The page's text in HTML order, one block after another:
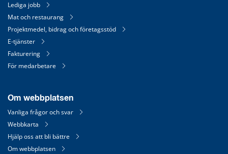
Lediga jobb
Mat och restaurang
Projektmedel, bidrag och företagsstöd
E-tjänster
Fakturering
För medarbetare
Om webbplatsen
Vanliga frågor och svar
Webbkarta
Hjälp oss att bli bättre
Om webbplatsen